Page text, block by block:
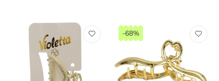
-68%